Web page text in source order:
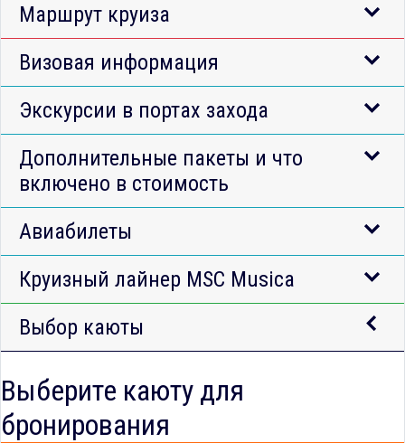
Маршрут круиза
Визовая информация
Экскурсии в портах захода
Дополнительные пакеты и что
включено в стоимость
Авиабилеты
Круизный лайнер MSC Musica
Выбор каюты
Выберите каюту для
бронирования